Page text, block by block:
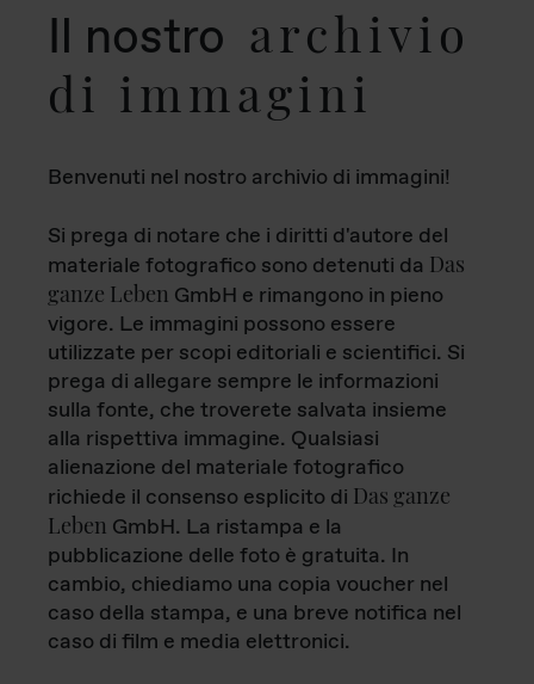
Il nostro archivio
di immagini
Benvenuti nel nostro archivio di immagini!
Si prega di notare che i diritti d'autore del
materiale fotografico sono detenuti da Das
ganze Leben GmbH e rimangono in pieno
vigore. Le immagini possono essere
utilizzate per scopi editoriali e scientifici. Si
prega di allegare sempre le informazioni
sulla fonte, che troverete salvata insieme
alla rispettiva immagine. Qualsiasi
alienazione del materiale fotografico
richiede il consenso esplicito di Das ganze
Leben GmbH. La ristampa e la
pubblicazione delle foto è gratuita. In
cambio, chiediamo una copia voucher nel
caso della stampa, e una breve notifica nel
caso di film e media elettronici.